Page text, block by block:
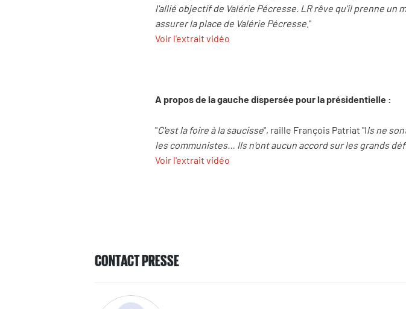
l'allié objectif de Valérie Pécresse. LR rêve qu'il prenne un
assurer la place de Valérie Pécresse ."
Voir l'extrait vidéo
A propos de la gauche dispersée pour la présidentielle :
"C'est la foire à la saucisse", raille François Patriat "Ils ne
les communistes… Ils n'ont aucun accord sur les grands
Voir l'extrait vidéo
CONTACT PRESSE